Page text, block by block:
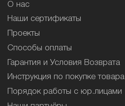
О нас
Наши сертификаты
Проекты
Способы оплаты
Гарантия и Условия Возврата
Инструкция по покупке товара
Порядок работы с юр.лицами